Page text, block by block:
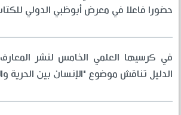
حضورا فاعلا في معرض أبوظبي الدولي للكتاب
في كرسيها العلمي الخامس لنشر
الدليل تناقش موضوع "الإنسان بين الحرية